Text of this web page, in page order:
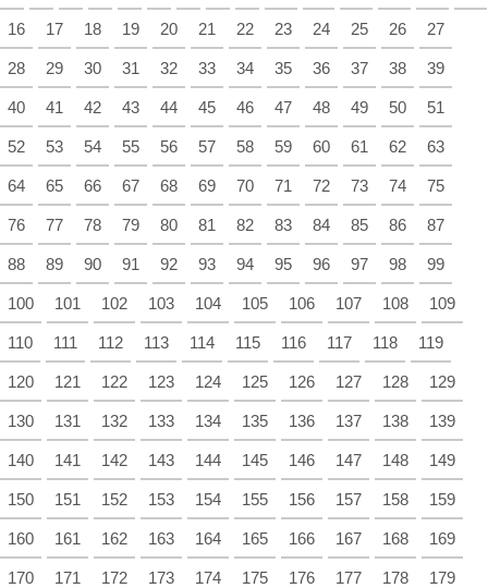
16 17 18 19 20 21 22 23 24 25 26 27
28 29 30 31 32 33 34 35 36 37 38 39
40 41 42 43 44 45 46 47 48 49 50 51
52 53 54 55 56 57 58 59 60 61 62 63
64 65 66 67 68 69 70 71 72 73 74 75
76 77 78 79 80 81 82 83 84 85 86 87
88 89 90 91 92 93 94 95 96 97 98 99
100 101 102 103 104 105 106 107 108 109
110 111 112 113 114 115 116 117 118 119
120 121 122 123 124 125 126 127 128 129
130 131 132 133 134 135 136 137 138 139
140 141 142 143 144 145 146 147 148 149
150 151 152 153 154 155 156 157 158 159
160 161 162 163 164 165 166 167 168 169
170 171 172 173 174 175 176 177 178 179